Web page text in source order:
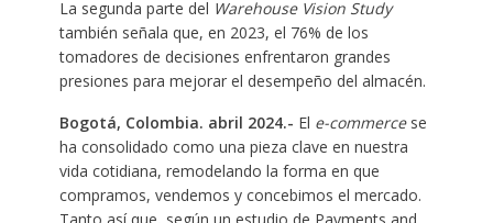
La segunda parte del Warehouse Vision Study
también señala que, en 2023, el 76% de los
tomadores de decisiones enfrentaron grandes
presiones para mejorar el desempeño del almacén.
Bogotá, Colombia. abril 2024.- El e-commercese
ha consolidado como una pieza clave en nuestra
vida cotidiana, remodelando la forma en que
compramos, vendemos y concebimos el mercado.